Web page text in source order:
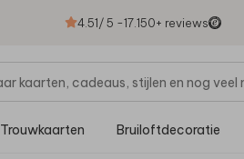
4.51/ 5 -17.150+ reviews
Trouwkaarten Bruiloftdecoratie